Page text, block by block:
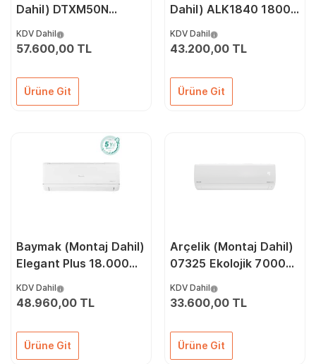
Dahil) DTXM50N
İnverter Klima
KDV Dahil
57.600,00 TL
Ürüne Git
Dahil) ALK1840 18000
KDV Dahil
43.200,00 TL
Ürüne Git
Baymak (Montaj Dahil)
Elegant Plus 18.000
KDV Dahil
48.960,00 TL
Ürüne Git
Arçelik (Montaj Dahil)
07325 Ekolojik 7000
KDV Dahil
33.600,00 TL
Ürüne Git